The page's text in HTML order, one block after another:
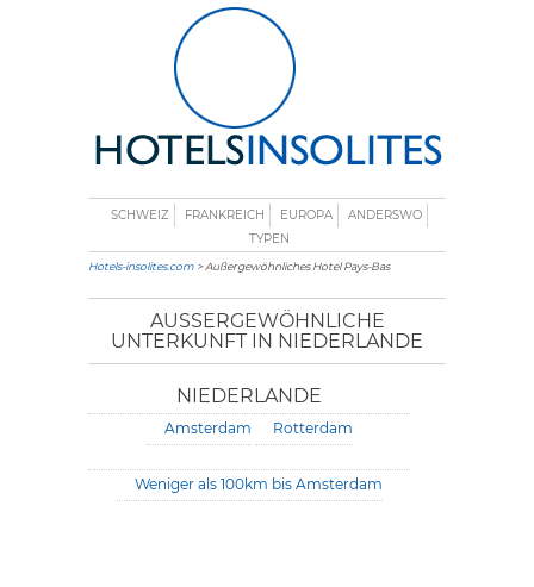
SCHWEIZ FRANKREICH EUROPA
ANDERSWO
TYPEN
Hotels-insolites.com > Außergewöhnliches Hotel Pays-Bas
AUSSERGEWÖHNLICHE U
NTERKUNFT IN NIEDERLANDE
NIEDERLANDE
Amsterdam Rotterdam
Weniger als 100km bis Amsterdam